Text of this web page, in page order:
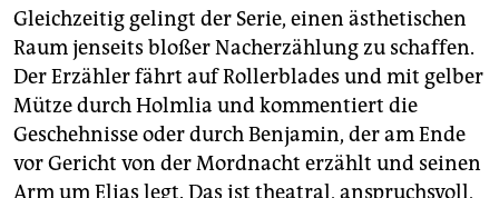
Gleichzeitig gelingt der Serie, einen ästhetischen
Raum jenseits bloßer Nacherzählung zu schaffen.
Der Erzähler fährt auf Rollerblades und mit gelber
Mütze durch Holmlia und kommentiert die
Geschehnisse oder durch Benjamin, der am Ende
vor Gericht von der Mordnacht erzählt und seinen
Arm um Elias legt. Das ist theatral, anspruchsvoll,